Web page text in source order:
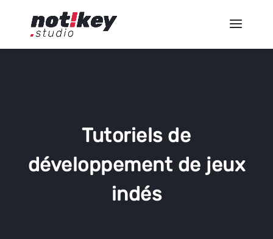
Tutoriels de
développement de jeux
indés